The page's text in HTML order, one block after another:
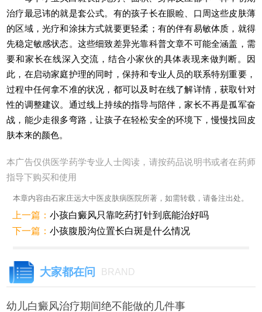
治疗最忌讳的就是套公式。有的孩子长在眼睑、口周这些皮肤薄
的区域，光疗和涂抹方式就要更轻柔；有的伴有易敏体质，就得
先稳定敏感状态。这些细致差异光靠科普文章不可能全涵盖，需
要和家长在线深入交流，结合小家伙的具体表现来做判断。因
此，在启动家庭护理的同时，保持和专业人员的联系特别重要，
过程中任何拿不准的状况，都可以及时在线了解详情，获取针对
性的调整建议。通过线上持续的指导与陪伴，家长不再是孤军奋
战，能少走很多弯路，让孩子在轻松安全的环境下，慢慢找回皮
肤本来的颜色。
本广告仅供医学药学专业人士阅读，请按药品说明书或者在药师
指导下购买和使用
本章内容由石家庄远大中医皮肤病医院所著，如需转载，请备注出处。
上一篇：小孩白癜风只靠吃药打针到底能治好吗
下一篇：小孩腹股沟位置长白斑是什么情况
大家都在问 BRAND
幼儿白癜风治疗期间绝不能做的几件事